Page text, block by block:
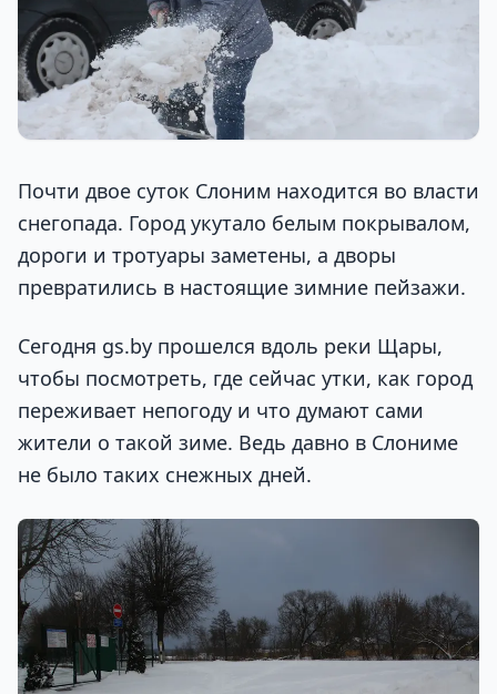
Почти двое суток Слоним находится во власти
снегопада. Город укутало белым покрывалом,
дороги и тротуары заметены, а дворы
превратились в настоящие зимние пейзажи.
Сегодня gs.by прошелся вдоль реки Щары,
чтобы посмотреть, где сейчас утки, как город
переживает непогоду и что думают сами
жители о такой зиме. Ведь давно в Слониме
не было таких снежных дней.